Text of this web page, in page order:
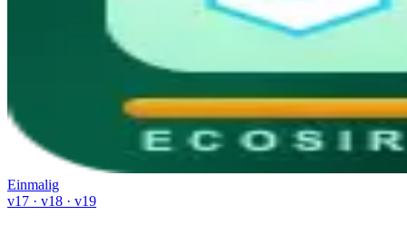
Einmalig
v17 · v18 · v19